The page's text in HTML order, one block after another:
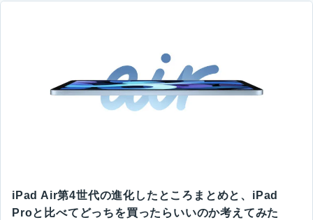
iPad Air第4世代の進化したところまとめと、iPad
Proと比べてどっちを買ったらいいのか考えてみた